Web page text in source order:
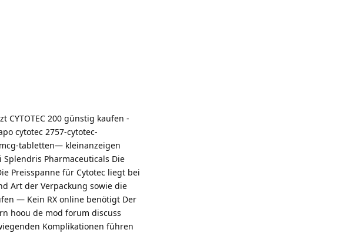
200 günstig kaufen -
cytotec 2757-cytotec-
tabletten— kleinanzeigen
Pharmaceuticals Die
Preisspanne für Cytotec liegt bei
Art der Verpackung sowie die
— Kein RX online benötigt Der
hoou de mod forum discuss
Komplikationen führen